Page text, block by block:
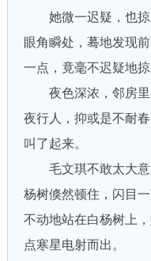
她微一迟疑，也掠
眼角瞬处，蓦地发现
一点，竟毫不迟疑地掠
夜色深浓，邻房里
夜行人，抑或是不耐
叫了起来。
毛文琪不敢太大意
杨树倏然顿住，闪目
不动地站在白杨树上
点寒星电射而出。